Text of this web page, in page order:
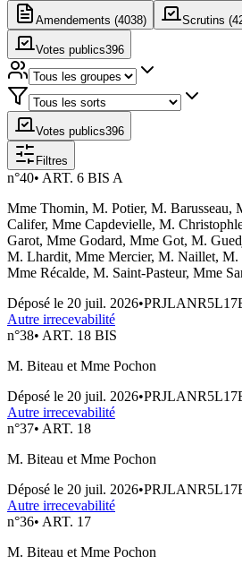
Amendements (4038) Scrutins (
Votes publics396
Votes publics396
Filtres
n°40• ART. 6 BIS A
Mme Thomin, M. Potier, M.
Califer, Mme Capdevielle, M.
Garot, Mme Godard, Mme Got, M.
M. Lhardit, Mme Mercier, M. Naillet, M.
Mme Récalde, M. Saint-Pasteur, Mme
Déposé le 20 juil. 2026•
Autre irrecevabilité
n°38• ART. 18 BIS
M. Biteau et Mme Pochon
Déposé le 20 juil. 2026•
Autre irrecevabilité
n°37• ART. 18
M. Biteau et Mme Pochon
Déposé le 20 juil. 2026•
Autre irrecevabilité
n°36• ART. 17
M. Biteau et Mme Pochon